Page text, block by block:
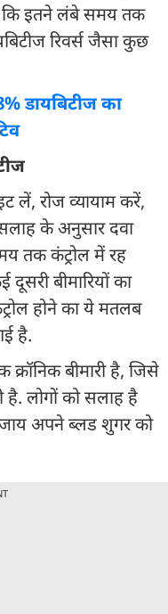
कि इतने लंबे समय तक
रिवर्स जैसा कुछ
डायबिटीज का
लें, रोज व्यायाम करें,
के अनुसार दवा
तक कंट्रोल में रह
बीमारियों का
होने का ये मतलब
है.
बीमारी है, जिसे
लोगों को सलाह है
अपने ब्लड शुगर को